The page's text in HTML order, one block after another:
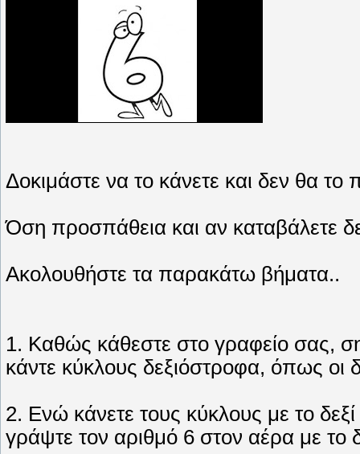
Δοκιμάστε να το κάνετε και δεν θα το
Όση προσπάθεια και αν καταβάλετε
Ακολουθήστε τα παρακάτω βήματα..
1. Καθώς κάθεστε στο γραφείο σας,
κάντε κύκλους δεξιόστροφα, όπως οι
2. Ενώ κάνετε τους κύκλους με το
γράψτε τον αριθμό 6 στον αέρα με το